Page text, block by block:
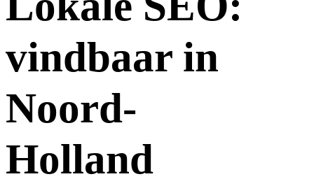
vindbaar in
Noord-
Holland